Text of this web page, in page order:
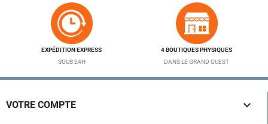
EXPÉDITION EXPRESS
SOUS 24H
4 BOUTIQUES PHYSIQUES
DANS LE GRAND OUEST
VOTRE COMPTE 